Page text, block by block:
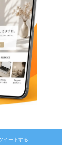
イートする